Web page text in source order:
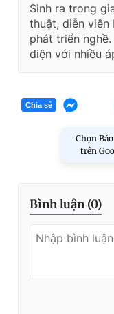
Sinh ra trong
thuật, diễn viên
phát triển
diện với nhiều
Chia sẻ
Chọn Báo
trên
Bình luận (0)